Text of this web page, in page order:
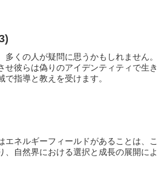
くの人が疑問に思うかもしれません。
彼らは偽りのアイデンティティで生き
指導と教えを受けます。
ネルギーフィールドがあることは、こ
自然界における選択と成長の展開によ